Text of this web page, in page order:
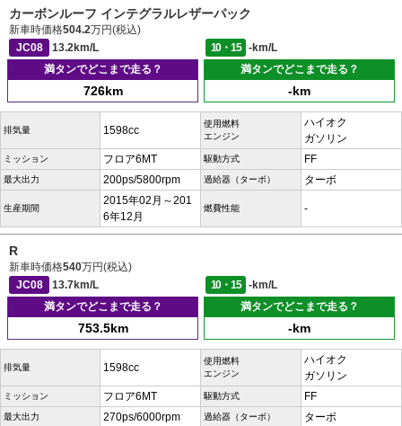
カーボンルーフ インテグラルレザーパック
新車時価格504.2万円(税込)
JC08
13.2km/L 10・15
-km/L
満タンでどこまで走る？
726km
満タンでどこまで走る？
-km
排気量 1598cc
使用燃料
エンジン
ハイオク
ガソリン
ミッション フロア6MT 駆動方式 FF
最大出力 200ps/5800rpm 過給器（ターボ） ターボ
生産期間
2015年02月～201
6年12月
燃費性能 -
R
新車時価格540万円(税込)
JC08
13.7km/L 10・15
-km/L
満タンでどこまで走る？
753.5km
満タンでどこまで走る？
-km
排気量 1598cc
使用燃料
エンジン
ハイオク
ガソリン
ミッション フロア6MT 駆動方式 FF
最大出力 270ps/6000rpm 過給器（ターボ） ターボ